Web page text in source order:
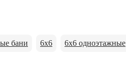
бани 6х6 6х6 одноэтажные